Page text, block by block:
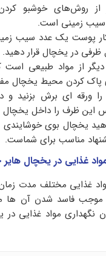
از روش‌های خوشبو
سیب زمینی است.
پوست یک عدد سیب
ظرفی در یخچال قرار دهید.
از مواد طبیعی
پاک کردن محیط یخچال
ورقه‌ ای برش بزنید و
ظرف را داخل یخچال
یخچال بوی خوشایندی
مناسب برای شماست.
غذایی در یخچال
غذایی مختلف مدت
موجب فاسد شدن آن ها
نگهداری مواد غذایی